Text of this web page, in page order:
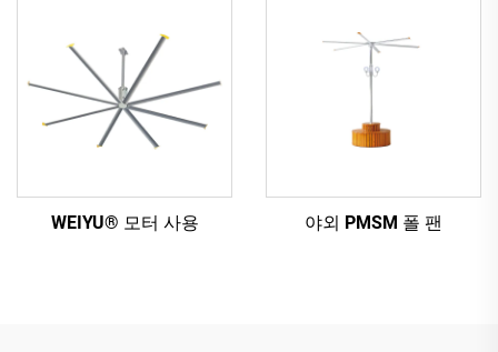
WEIYU® 모터 사용 야외 PMSM 폴 팬